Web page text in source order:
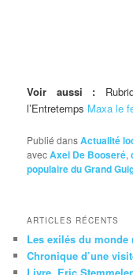
Voir aussi :
l’Entretemps Maxa le
Publié dansActualité
avecAxel De Booseré,
populaire du Grand
ARTICLES RÉCENTS
Les exilés du
Chronique d’une
Livre. Eric